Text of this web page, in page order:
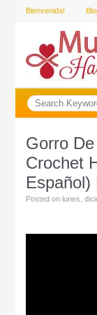
Bienvenida!
Gorro
Crochet
Español)
Posted on lunes,